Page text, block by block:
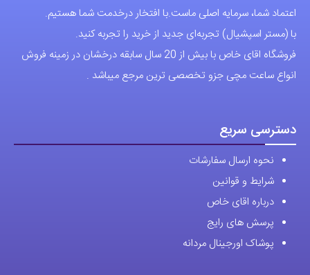
اعتماد شما، سرمایه اصلی ماست.با افتخار درخدمت شما هستیم.
با (مستر اسپشیال) تجربه‌ای جدید از خرید را تجربه کنید.
فروشگاه اقای خاص با بیش از 20 سال سابقه درخشان در زمینه فروش
انواع ساعت مچی جزو تخصصی ترین مرجع میباشد .
دسترسی سریع
نحوه ارسال سفارشات
شرایط و قوانین
درباره اقای خاص
پرسش های رایج
پوشاک اورجینال مردانه